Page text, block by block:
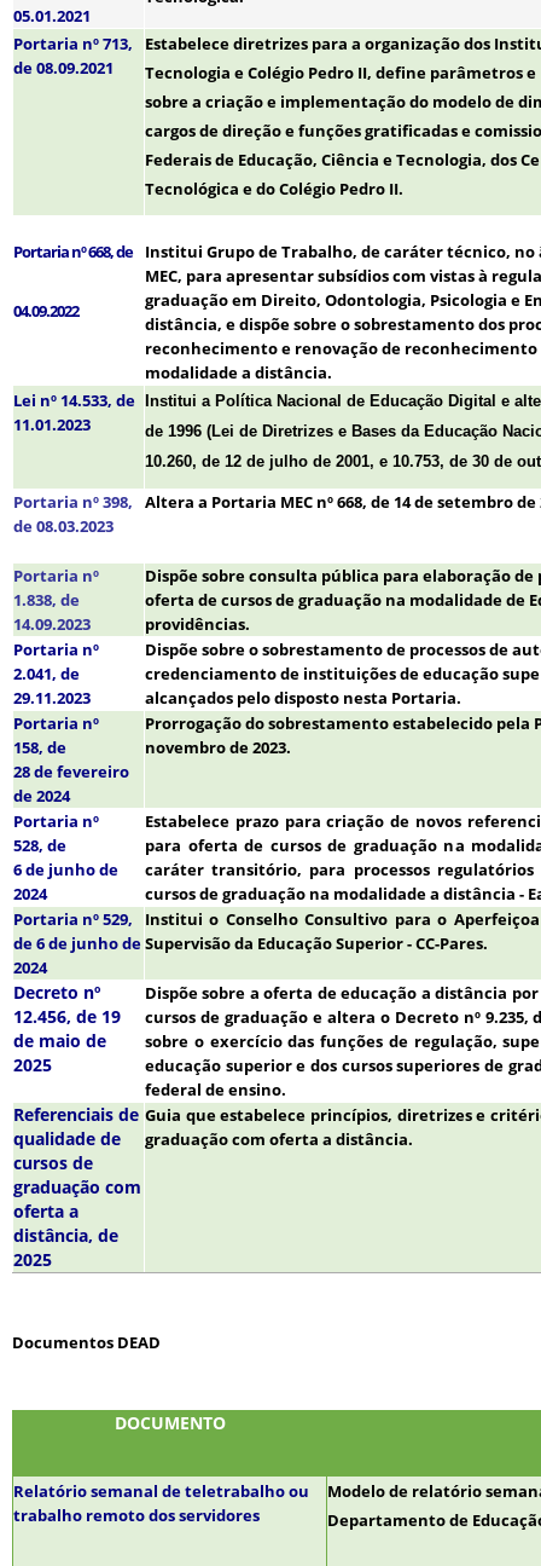
05.01.2021
Portaria nº 713,
de 08.09.2021
Estabelece diretrizes para a organização dos
Tecnologia e Colégio Pedro II, define parâmetros
sobre a criação e implementação do modelo de
cargos de direção e funções gratificadas e
Federais de Educação, Ciência e Tecnologia, dos
Tecnológica e do Colégio Pedro II.
Portaria nº 668, de
04.09.2022
Institui Grupo de Trabalho, de caráter técnico, no
MEC, para apresentar subsídios com vistas à
graduação em Direito, Odontologia, Psicologia e
distância, e dispõe sobre o sobrestamento dos
reconhecimento e renovação de reconhecimento
modalidade a distância.
Lei nº 14.533, de
11.01.2023
Institui a Política Nacional de Educação Digital e
de 1996 (Lei de Diretrizes e Bases da Educação
10.260, de 12 de julho de 2001, e 10.753, de 30 de
Portaria nº 398,
de 08.03.2023
Altera a Portaria MEC nº 668, de 14 de setembro de
Portaria nº
1.838, de
14.09.2023
Dispõe sobre consulta pública para elaboração
oferta de cursos de graduação na modalidade de
providências.
Portaria nº
2.041, de
29.11.2023
Dispõe sobre o sobrestamento de processos de
credenciamento de instituições de educação
alcançados pelo disposto nesta Portaria.
Portaria nº
158, de
28 de fevereiro
de 2024
Prorrogação do sobrestamento estabelecido pela
novembro de 2023.
Portaria nº
528, de
6 de junho de
2024
Estabelece prazo para criação de novos
para oferta de cursos de graduação na
caráter transitório, para processos
cursos de graduação na modalidade a distância -
Portaria nº 529,
de 6 de junho de
2024
Institui o Conselho Consultivo para o
Supervisão da Educação Superior - CC-Pares.
Decreto nº
12.456, de 19
de maio de
2025
Dispõe sobre a oferta de educação a distância
cursos de graduação e altera o Decreto nº 9.235,
sobre o exercício das funções de regulação,
educação superior e dos cursos superiores de
federal de ensino.
Referenciais de
qualidade de
cursos de
graduação com
oferta a
distância, de
2025
Guia queestabelece princípios, diretrizes e
graduação com oferta a distância.
Documentos DEAD
DOCUMENTO
Relatório semanal de teletrabalho ou
trabalho remoto dos servidores
Modelo de relatório
Departamento de